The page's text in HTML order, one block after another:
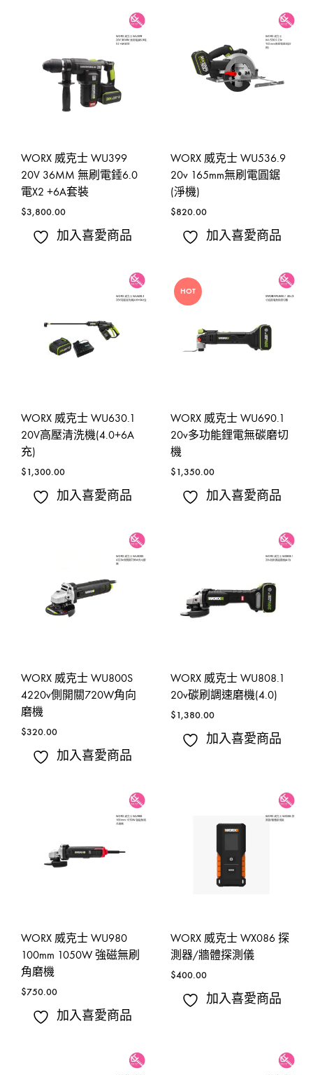
WORX 威克士 WU399
20V 36MM 無刷電錘6.0
電X2 +6A套裝
$3,800.00
加入喜愛商品
WORX 威克士 WU536.9
20v 165mm無刷電圓鋸
(淨機)
$820.00
加入喜愛商品
WORX 威克士 WU630.1
20V高壓清洗機(4.0+6A
充)
$1,300.00
加入喜愛商品
HOT
WORX 威克士 WU690.1
20v多功能鋰電無碳磨切
機
$1,350.00
加入喜愛商品
WORX 威克士 WU800S
4220v側開關720W角向
磨機
$320.00
加入喜愛商品
WORX 威克士 WU808.1
20v碳刷調速磨機(4.0)
$1,380.00
加入喜愛商品
WORX 威克士 WU980
100mm 1050W 強磁無刷
角磨機
$750.00
加入喜愛商品
WORX 威克士 WX086 探
測器/牆體探測儀
$400.00
加入喜愛商品